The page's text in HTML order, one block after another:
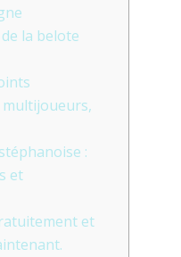
la belote
multijoueurs,
:
et
et